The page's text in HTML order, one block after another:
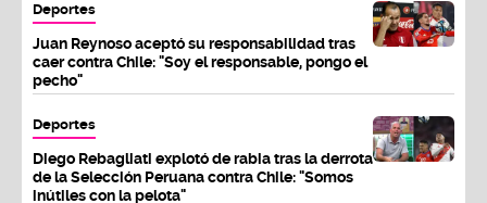
Deportes
Juan Reynoso aceptó su responsabilidad tras
caer contra Chile: "Soy el responsable, pongo el
pecho"
Deportes
Diego Rebagliati explotó de rabia tras la derrota
de la Selección Peruana contra Chile: "Somos
inútiles con la pelota"